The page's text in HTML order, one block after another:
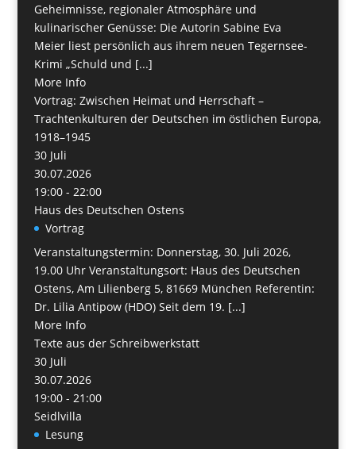
Geheimnisse, regionaler Atmosphäre und
kulinarischer Genüsse: Die Autorin Sabine Eva
Meier liest persönlich aus ihrem neuen Tegernsee-
Krimi „Schuld und [...]
More Info
Vortrag: Zwischen Heimat und Herrschaft –
Trachtenkulturen der Deutschen im östlichen Europa,
1918–1945
30 Juli
30.07.2026
19:00 - 22:00
Haus des Deutschen Ostens
Vortrag
Veranstaltungstermin: Donnerstag, 30. Juli 2026,
19.00 Uhr Veranstaltungsort: Haus des Deutschen
Ostens, Am Lilienberg 5, 81669 München Referentin:
Dr. Lilia Antipow (HDO) Seit dem 19. [...]
More Info
Texte aus der Schreibwerkstatt
30 Juli
30.07.2026
19:00 - 21:00
Seidlvilla
Lesung